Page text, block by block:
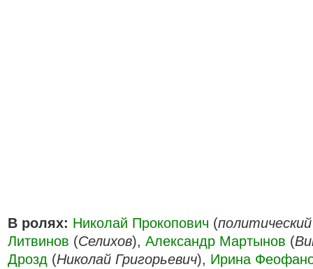
В ролях: Николай Прокопович (
Литвинов (Селихов), Александр Мартынов (
Дрозд (Николай Григорьевич), Ирина